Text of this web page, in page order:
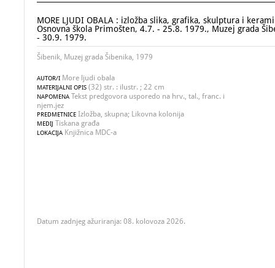
MORE LJUDI OBALA : izložba slika, grafika, skulptura i
Osnovna škola Primošten, 4.7. - 25.8. 1979., Muzej grada
- 30.9. 1979.
Šibenik, Muzej grada Šibenika, 1979
AUTOR/I More ljudi obala
MATERIJALNI OPIS (32) str. : ilustr. ; 22 cm
NAPOMENA Tekst predgovora usporedo na hrv., tal., franc. i
njem.jez
PREDMETNICE Izložba, skupna; Likovna kolonija
MEDIJ Tiskana građa
LOKACIJA Knjižnica MDC-a
Datum zadnjeg ažuriranja: 08. kolovoza 2026.